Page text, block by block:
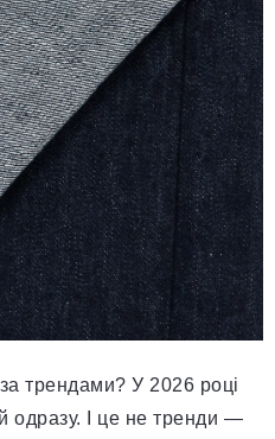
трендами? У 2026 році
одразу. І це не тренди —